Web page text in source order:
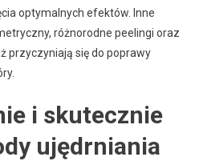
optymalnych efektów. Inne
różnorodne peelingi oraz
przyczyniają się do poprawy
i skutecznie
ujędrniania